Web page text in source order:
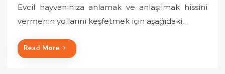
d
Evcil hayvanınıza anlamak ve anlaşılmak hissini
vermenin yollarını keşfetmek için aşağıdaki…
Read More